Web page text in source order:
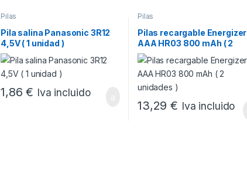
Pilas
Pila salina Panasonic 3R12
4,5V ( 1 unidad )
1,86€ Iva incluido
Pilas
Pilas recargable Energizer
AAA HR03 800 mAh ( 2
unidades )
13,29€ Iva incluido